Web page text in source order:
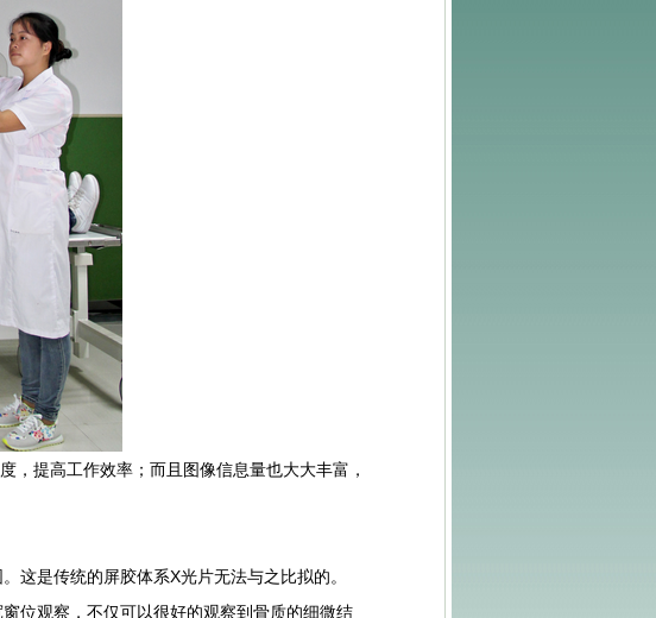
提高工作效率；而且图像信息量也大大丰富，
是传统的屏胶体系X光片无法与之比拟的。
位观察，不仅可以很好的观察到骨质的细微结